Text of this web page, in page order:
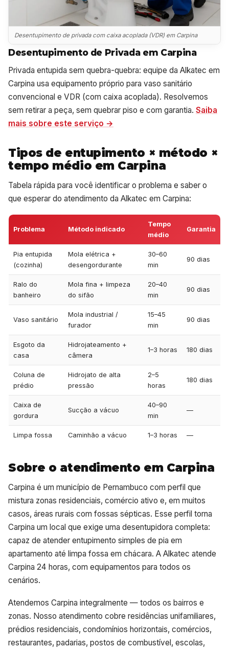
Desentupimento de privada com caixa acoplada (VDR) em Carpina
Desentupimento de Privada em Carpina
Privada entupida sem quebra-quebra: equipe da Alkatec em
Carpina usa equipamento próprio para vaso sanitário
convencional e VDR (com caixa acoplada). Resolvemos
sem retirar a peça, sem quebrar piso e com garantia. Saiba
mais sobre este serviço →
Tipos de entupimento × método ×
tempo médio em Carpina
Tabela rápida para você identificar o problema e saber o
que esperar do atendimento da Alkatec em Carpina:
Problema Método indicado
Tempo
médio
Garantia
Pia entupida
(cozinha)
Mola elétrica +
desengordurante
30–60
min
90 dias
Ralo do
banheiro
Mola fina + limpeza
do sifão
20–40
min
90 dias
Vaso sanitário
Mola industrial /
furador
15–45
min
90 dias
Esgoto da
casa
Hidrojateamento +
câmera
1–3 horas 180 dias
Coluna de
prédio
Hidrojato de alta
pressão
2–5
horas
180 dias
Caixa de
gordura
Sucção a vácuo
40–90
min
—
Limpa fossa Caminhão a vácuo 1–3 horas —
Sobre o atendimento em Carpina
Carpina é um município de Pernambuco com perfil que
mistura zonas residenciais, comércio ativo e, em muitos
casos, áreas rurais com fossas sépticas. Esse perfil torna
Carpina um local que exige uma desentupidora completa:
capaz de atender entupimento simples de pia em
apartamento até limpa fossa em chácara. A Alkatec atende
Carpina 24 horas, com equipamentos para todos os
cenários.
Atendemos Carpina integralmente — todos os bairros e
zonas. Nosso atendimento cobre residências unifamiliares,
prédios residenciais, condomínios horizontais, comércios,
restaurantes, padarias, postos de combustível, escolas,